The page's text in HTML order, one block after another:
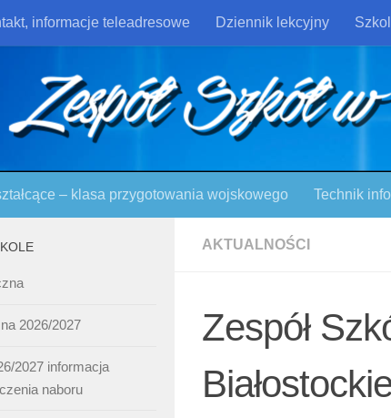
informacje teleadresowe Dziennik lekcyjny
– klasa przygotowania wojskowego Technik
AKTUALNOŚCI
Zespół
2026/2027
2027 informacja
naboru